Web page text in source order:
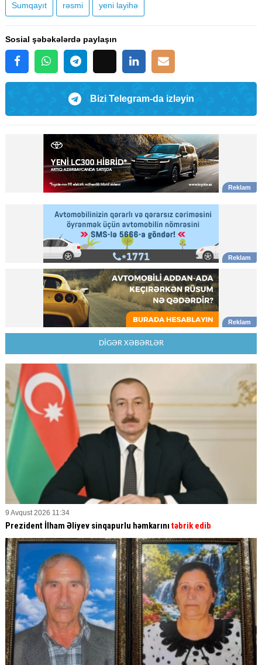
Sumqayıt rəsmi yeni layihə
Sosial şəbəkələrdə paylaşın
Bizi Telegram-da izləyin
DİGƏR XƏBƏRLƏR
9 Avqust 2026 11:34
Prezident İlham Əliyev sinqapurlu həmkarını təbrik edib